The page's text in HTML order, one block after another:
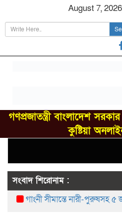
August 7,
গণপ্রজাতন্ত্রী বাংলাদেশ
কুষ্টিয়া
সংবাদ শিরোনাম :
গাংনী সীমান্তে নারী-পুরুষসহ ৫